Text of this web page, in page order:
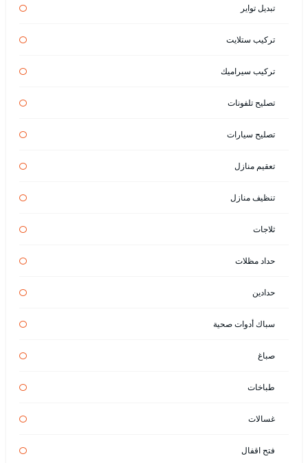
تبديل تواير
تركيب ستلايت
تركيب سيراميك
تصليح تلفونات
تصليح سيارات
تعقيم منازل
تنظيف منازل
ثلاجات
حداد مظلات
حدادين
سباك أدوات صحية
صباغ
طباخات
غسالات
فتح اقفال